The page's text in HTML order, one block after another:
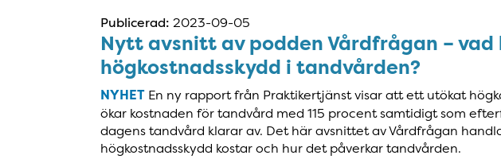
Publicerad: 2023-09-05
Nytt avsnitt av podden Vårdfrågan –
högkostnadsskydd i tandvården?
NYHET En ny rapport från Praktikertjänst visar att ett utökat
ökar kostnaden för tandvård med 115 procent samtidigt som
dagens tandvård klarar av. Det här avsnittet av Vårdfrågan
högkostnadsskydd kostar och hur det påverkar tandvården.